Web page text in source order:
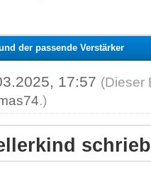
der passende Verstärker
17:57 (Dieser
.)